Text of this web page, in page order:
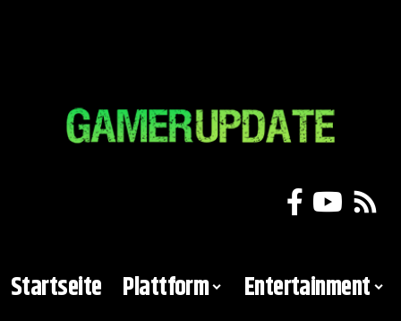
Startseite Plattform
Entertainment